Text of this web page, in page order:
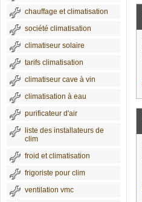
chauffage et climatisation
société climatisation
climatiseur solaire
tarifs climatisation
climatiseur cave à vin
climatisation à eau
purificateur d'air
liste des installateurs de
clim
froid et climatisation
frigoriste pour clim
ventilation vmc